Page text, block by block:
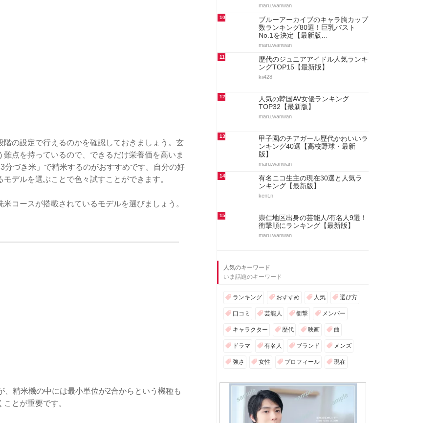
の設定で行えるのかを確認しておきましょう。玄
点を持っているので、できるだけ栄養価を高いま
づき米」で精米するのがおすすめです。自分の好
デルを選ぶことで色々試すことができます。
コースが搭載されているモデルを選びましょう。
精米機の中には最小単位が2合からという機種も
とが重要です。
maru.wanwan
10
ブルーアーカイブのキャラ胸カップ
数ランキング80選！巨乳バスト
No.1を決定【最新版…
maru.wanwan
11
歴代のジュニアアイドル人気ランキ
ングTOP15【最新版】
kii428
12
人気の韓国AV女優ランキング
TOP32【最新版】
maru.wanwan
13
甲子園のチアガール歴代かわいいラ
ンキング40選【高校野球・最新
版】
maru.wanwan
14
有名ニコ生主の現在30選と人気ラ
ンキング【最新版】
kent.n
15
崇仁地区出身の芸能人/有名人9選！
衝撃順にランキング【最新版】
maru.wanwan
人気のキーワード
いま話題のキーワード
ランキング おすすめ 人気 選び方
口コミ 芸能人 衝撃 メンバー
キャラクター 歴代 映画 曲
ドラマ 有名人 ブランド メンズ
強さ 女性 プロフィール 現在